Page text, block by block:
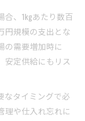
、1kgあたり数百
円規模の支出とな
の需要増加時に
安定供給にもリス
なタイミングで必
理や仕入れ忘れに